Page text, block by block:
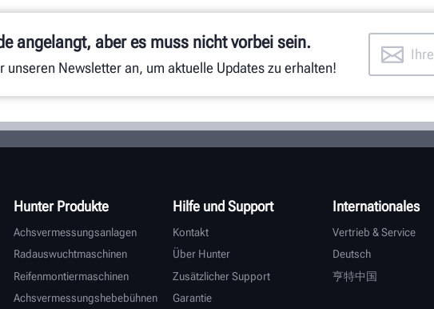
angelangt, aber es muss nicht vorbei sein.
unseren Newsletter an, um aktuelle Updates zu erhalten!
Hunter Produkte
Achsvermessungsanlagen
Radauswuchtmaschinen
Reifenmontiermaschinen
Achsvermessungshebebühnen
Hilfe und Support
Kontakt
Über Hunter
Zusätzlicher Support
Garantie
Internationales
Vertrieb & Service
Deutsch
亨特中国